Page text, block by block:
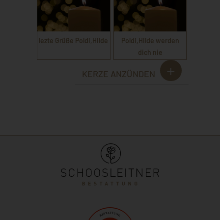
lezte Grüße Poldi,Hilde
Poldi,Hilde werden
dich nie
KERZE ANZÜNDEN